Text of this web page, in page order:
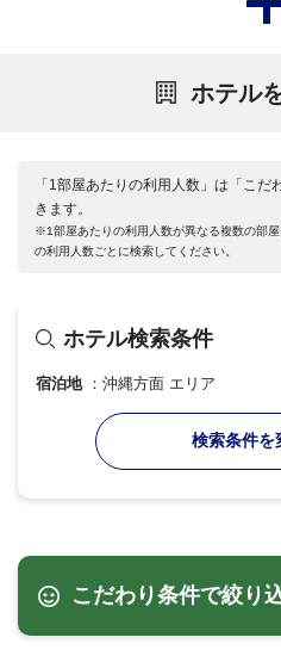
ホテル
「1部屋あたりの利用人数」は「こ
きます。
※1部屋あたりの利用人数が異なる複数の部
の利用人数ごとに検索してください。
ホテル検索条件
宿泊地 沖縄方面 エリア
検索条件を
こだわり条件で絞り